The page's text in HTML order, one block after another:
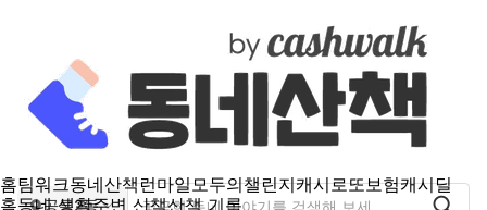
홈팀워크동네산책런마일모두의챌린지캐시로또보험캐시딜
홈동네 생활주변 산책산책 기록
공릉2동